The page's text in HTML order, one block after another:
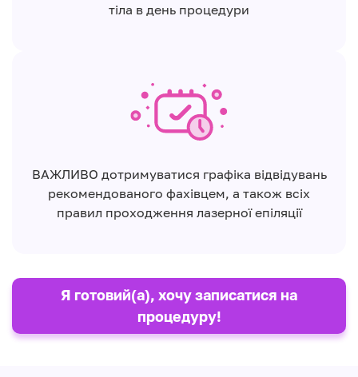
тіла в день процедури
ВАЖЛИВО дотримуватися графіка відвідувань
рекомендованого фахівцем, а також всіх
правил проходження лазерної епіляції
Я готовий(а), хочу записатися на
процедуру!